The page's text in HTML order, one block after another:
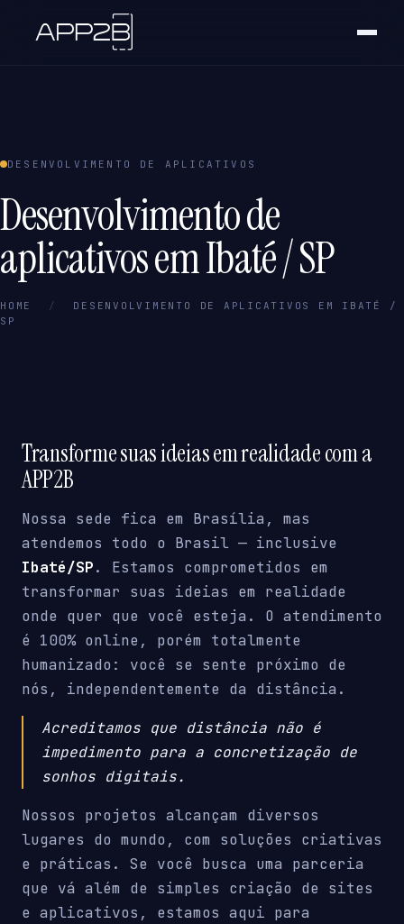
DESENVOLVIMENTO DE APLICATIVOS
Desenvolvimento de
aplicativos em Ibaté / SP
HOME /
DESENVOLVIMENTO DE APLICATIVOS EM IBATÉ /
SP
Transforme suas ideias em realidade com a
APP2B
Nossa sede fica em Brasília, mas
atendemos todo o Brasil — inclusive
Ibaté/SP. Estamos comprometidos em
transformar suas ideias em realidade
onde quer que você esteja. O atendimento
é 100% online, porém totalmente
humanizado: você se sente próximo de
nós, independentemente da distância.
Acreditamos que distância não é
impedimento para a concretização de
sonhos digitais.
Nossos projetos alcançam diversos
lugares do mundo, com soluções criativas
e práticas. Se você busca uma parceria
que vá além de simples criação de sites
e aplicativos, estamos aqui para